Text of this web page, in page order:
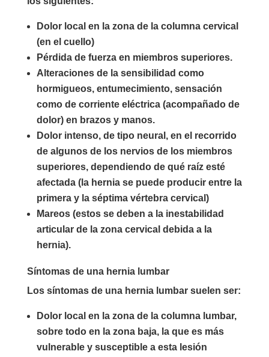
Dolor local en la zona de la columna cervical
(en el cuello)
Pérdida de fuerza en miembros superiores.
Alteraciones de la sensibilidad como
hormigueos, entumecimiento, sensación
como de corriente eléctrica (acompañado de
dolor) en brazos y manos.
Dolor intenso, de tipo neural, en el recorrido
de algunos de los nervios de los miembros
superiores, dependiendo de qué raíz esté
afectada (la hernia se puede producir entre la
primera y la séptima vértebra cervical)
Mareos (estos se deben a la inestabilidad
articular de la zona cervical debida a la
hernia).
Síntomas de una hernia lumbar
Los síntomas de una hernia lumbar suelen ser:
Dolor local en la zona de la columna lumbar,
sobre todo en la zona baja, la que es más
vulnerable y susceptible a esta lesión